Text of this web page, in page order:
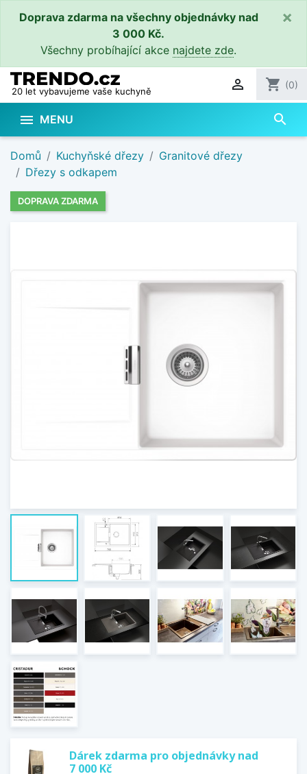
Doprava zdarma na všechny objednávky nad
3 000 Kč.
Všechny probíhající akce najdete zde.
×
20 let vybavujeme vaše kuchyně  shopping_cart (0)
 MENU search
Domů Kuchyňské dřezy
Granitové dřezy
Dřezy s odkapem
DOPRAVA ZDARMA
Dárek zdarma pro objednávky nad
7 000 Kč